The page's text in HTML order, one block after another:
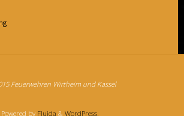
Feuerwehren Wirtheim und Kassel
Powered byFluida & WordPress.